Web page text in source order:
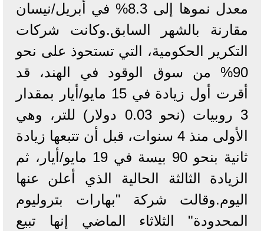
معدل نموها إلى 8.3% في أبريل/نيسان
مقارنة بالشهر السابق.وكانت شركات
التكرير الحكومية، التي تستحوذ على نحو
90% من سوق الوقود في الهند، قد
أقرت أول زيادة في 15 مايو/أيار بمقدار
3 روبيات (نحو 0.03 دولار) للتر، وهي
الأولى منذ 4 سنوات، قبل أن تتبعها زيادة
ثانية بنحو 90 بيسة في 19 مايو/أيار، ثم
الزيادة الثالثة الحالية الذي أعلن عنها
اليوم.وقالت شركة "بهارات بتروليوم
المحدودة" الثلاثاء الماضي إنها تبيع